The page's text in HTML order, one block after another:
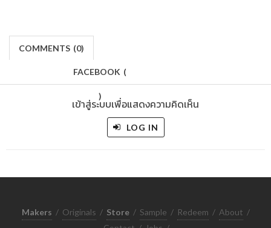
COMMENTS (0)
FACEBOOK (
)
เข้าสู่ระบบเพื่อแสดงความคิดเห็น
LOG IN
Makers / Originals / Store / Sample / Redeem / About /